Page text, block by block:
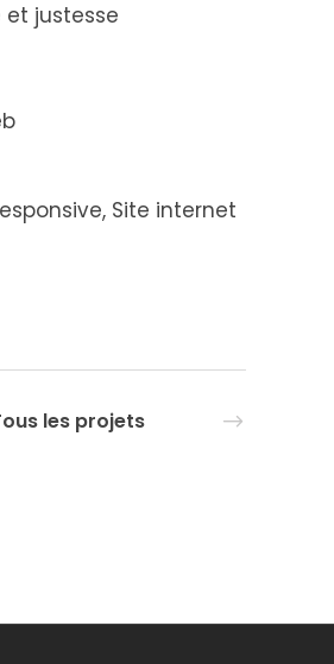
justesse
Site internet
les projets